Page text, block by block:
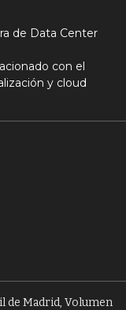
de Data Center
con el
y cloud
de Madrid, Volumen